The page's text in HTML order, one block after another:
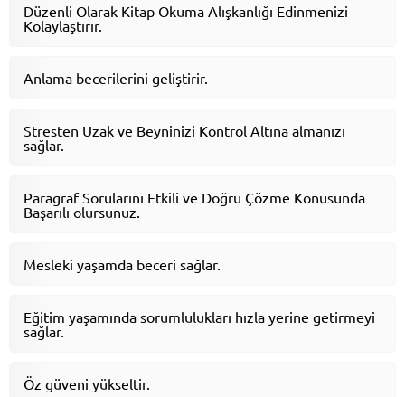
Düzenli Olarak Kitap Okuma Alışkanlığı Edinmenizi
Kolaylaştırır.
Anlama becerilerini geliştirir.
Stresten Uzak ve Beyninizi Kontrol Altına almanızı
sağlar.
Paragraf Sorularını Etkili ve Doğru Çözme Konusunda
Başarılı olursunuz.
Mesleki yaşamda beceri sağlar.
Eğitim yaşamında sorumlulukları hızla yerine getirmeyi
sağlar.
Öz güveni yükseltir.